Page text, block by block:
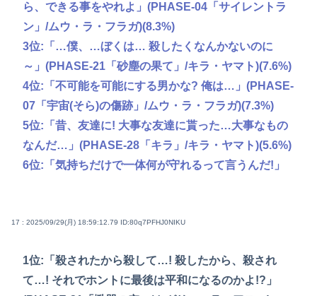
ら、できる事をやれよ」(PHASE-04「サイレントラ
ン」/ムウ・ラ・フラガ)(8.3%)
3位:「…僕、…ぼくは… 殺したくなんかないのに
～」(PHASE-21「砂塵の果て」/キラ・ヤマト)(7.6%)
4位:「不可能を可能にする男かな? 俺は…」(PHASE-
07「宇宙(そら)の傷跡」/ムウ・ラ・フラガ)(7.3%)
5位:「昔、友達に! 大事な友達に貰った…大事なもの
なんだ…」(PHASE-28「キラ」/キラ・ヤマト)(5.6%)
6位:「気持ちだけで一体何が守れるって言うんだ!」
17 : 2025/09/29(月) 18:59:12.79 ID:80q7PFHJ0NIKU
1位:「殺されたから殺して…! 殺したから、殺され
て…! それでホントに最後は平和になるのかよ!?」